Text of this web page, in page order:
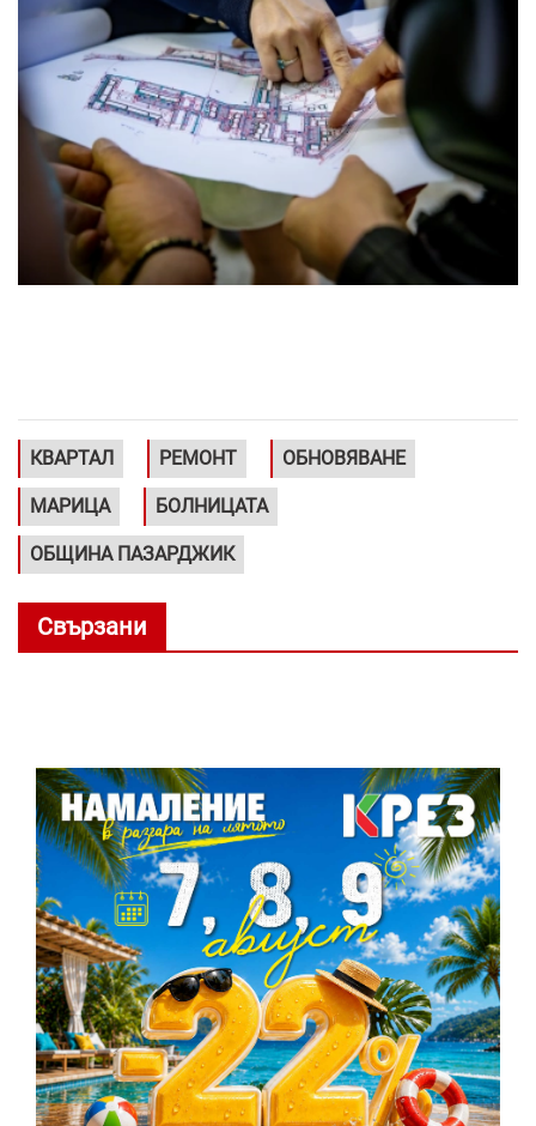
КВАРТАЛ РЕМОНТ ОБНОВЯВАНЕ
МАРИЦА БОЛНИЦАТА
ОБЩИНА ПАЗАРДЖИК
Свързани